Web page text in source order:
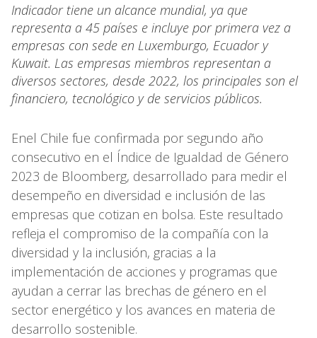
Indicador tiene un alcance mundial, ya que
representa a 45 países e incluye por primera vez a
empresas con sede en Luxemburgo, Ecuador y
Kuwait. Las empresas miembros representan a
diversos sectores, desde 2022, los principales son el
financiero, tecnológico y de servicios públicos.
Enel Chile fue confirmada por segundo año
consecutivo en el Índice de Igualdad de Género
2023 de Bloomberg, desarrollado para medir el
desempeño en diversidad e inclusión de las
empresas que cotizan en bolsa. Este resultado
refleja el compromiso de la compañía con la
diversidad y la inclusión, gracias a la
implementación de acciones y programas que
ayudan a cerrar las brechas de género en el
sector energético y los avances en materia de
desarrollo sostenible.